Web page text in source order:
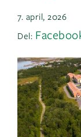
7. april, 2026
Del: